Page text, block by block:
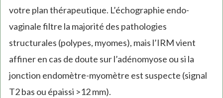
votre plan thérapeutique. L’échographie endo-
vaginale filtre la majorité des pathologies
structurales (polypes, myomes), mais l’IRM vient
affiner en cas de doute sur l’adénomyose ou si la
jonction endomètre-myomètre est suspecte (signal
T2 bas ou épaissi >12 mm).